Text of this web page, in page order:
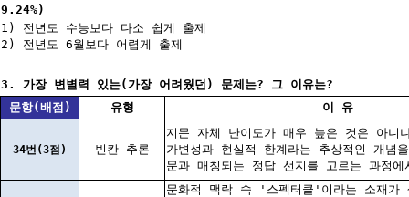
9.24%)
1) 전년도 수능보다 다소 쉽게 출제
2) 전년도 6월보다 어렵게 출제
3. 가장 변별력 있는(가장 어려웠던) 문제는? 그 이유는?
문항(배점)
유형 이 유
34번(3점) 빈칸 추론
지문 자체 난이도가 매우 높은 것은 아니
가변성과 현실적 한계라는 추상적인 개념
문과 매칭되는 정답 선지를 고르는 과정에
문화적 맥락 속 '스펙터클'이라는 소재가